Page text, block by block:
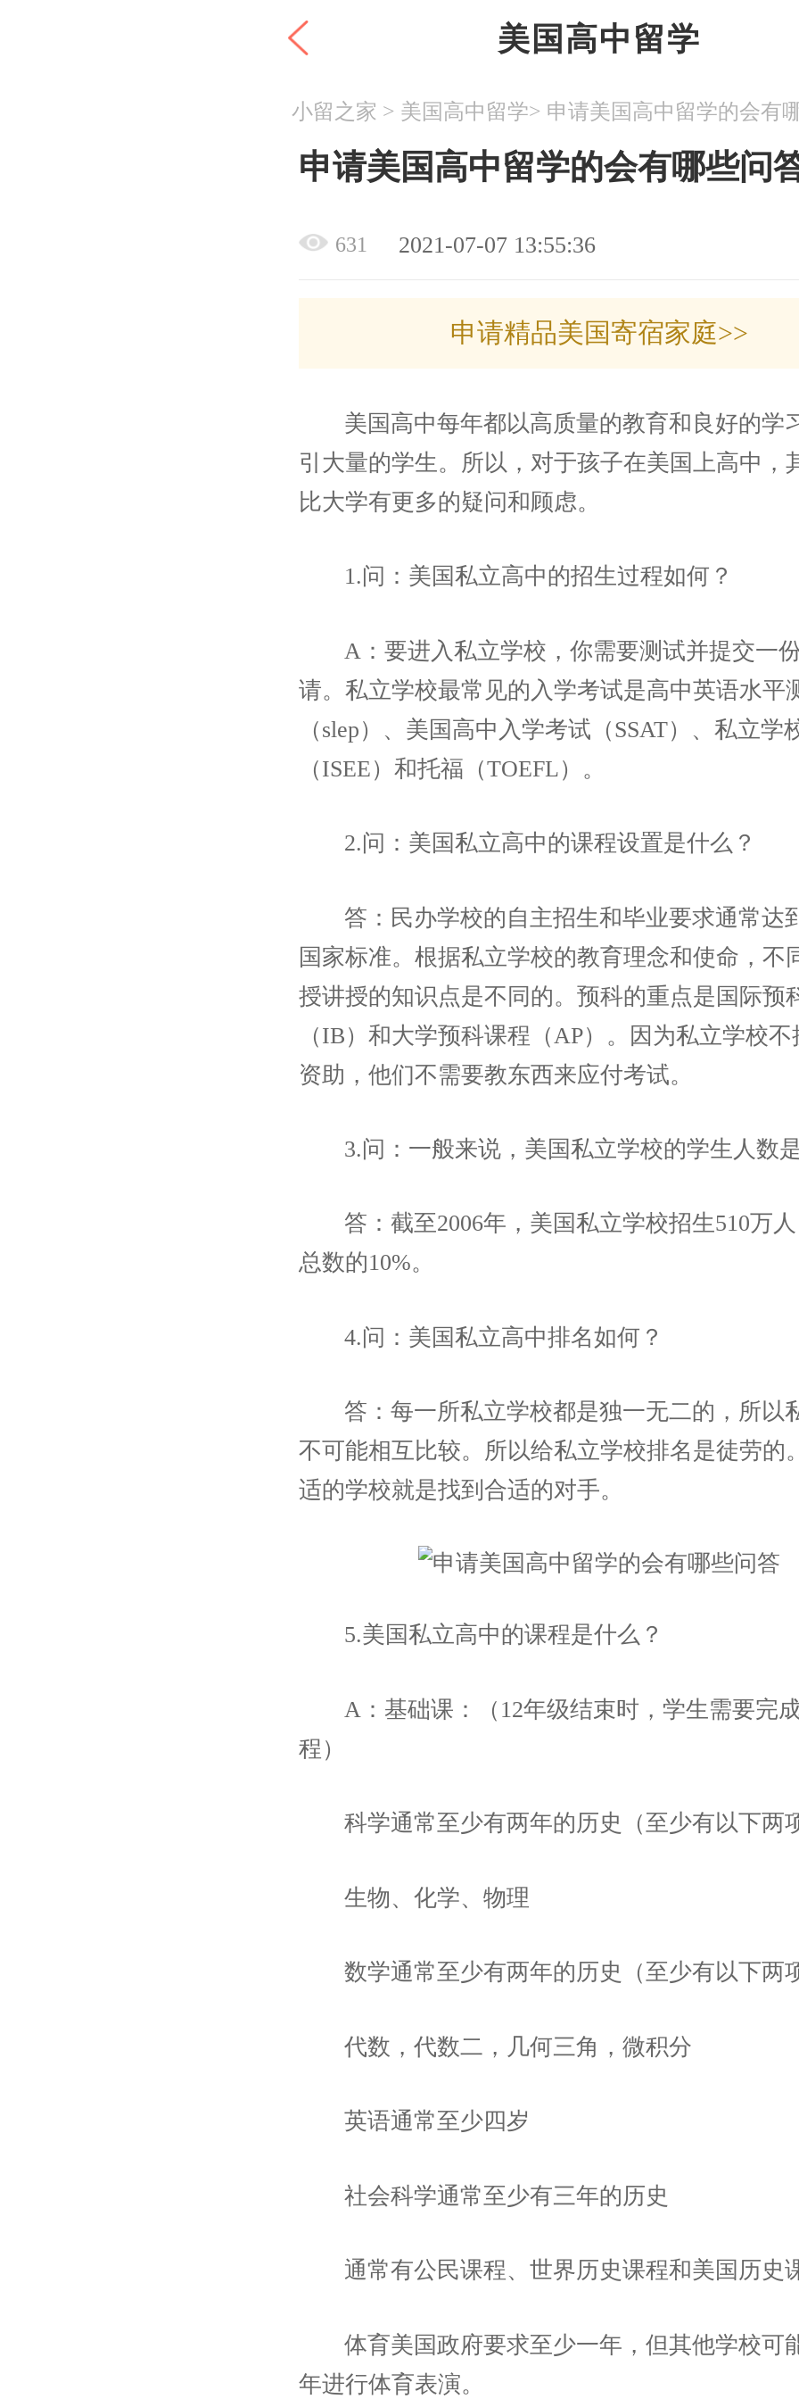
美国高中留学
小留之家 > 美国高中留学>
申请美国高中留学的会有哪些问
631 2021-07-07 13:55:36
申请精品美国寄宿家庭>>
美国高中每年都以高质量的教育和良好的学
引大量的学生。所以，对于孩子在美国上高中，
比大学有更多的疑问和顾虑。
1.问：美国私立高中的招生过程如何？
A：要进入私立学校，你需要测试并提交一
请。私立学校最常见的入学考试是高中英语水平
（slep）、美国高中入学考试（SSAT）、私立学
（ISEE）和托福（TOEFL）。
2.问：美国私立高中的课程设置是什么？
答：民办学校的自主招生和毕业要求通常达
国家标准。根据私立学校的教育理念和使命，不
授讲授的知识点是不同的。预科的重点是国际预
（IB）和大学预科课程（AP）。因为私立学校不
资助，他们不需要教东西来应付考试。
3.问：一般来说，美国私立学校的学生人数
答：截至2006年，美国私立学校招生510万
总数的10%。
4.问：美国私立高中排名如何？
答：每一所私立学校都是独一无二的，所以
不可能相互比较。所以给私立学校排名是徒劳的
适的学校就是找到合适的对手。
5.美国私立高中的课程是什么？
A：基础课：（12年级结束时，学生需要完
程）
科学通常至少有两年的历史（至少有以下两
生物、化学、物理
数学通常至少有两年的历史（至少有以下两
代数，代数二，几何三角，微积分
英语通常至少四岁
社会科学通常至少有三年的历史
通常有公民课程、世界历史课程和美国历史
体育美国政府要求至少一年，但其他学校可
年进行体育表演。